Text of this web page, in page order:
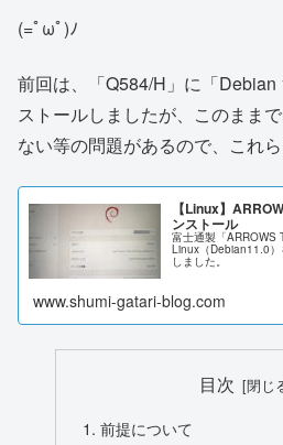
(=ﾟωﾟ)ﾉ
前回は、「Q584/H」に「
ストールしましたが、このまま
ない等の問題があるので、これ
【Linux】
ンストール
富士通製「ARROWS
Linux（Debian11.0）
しました。
www.shumi-gatari-blog.com
目次
前提について